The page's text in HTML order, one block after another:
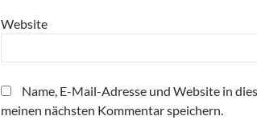
Website
Name, E-Mail-Adresse und Website in
meinen nächsten Kommentar speichern.